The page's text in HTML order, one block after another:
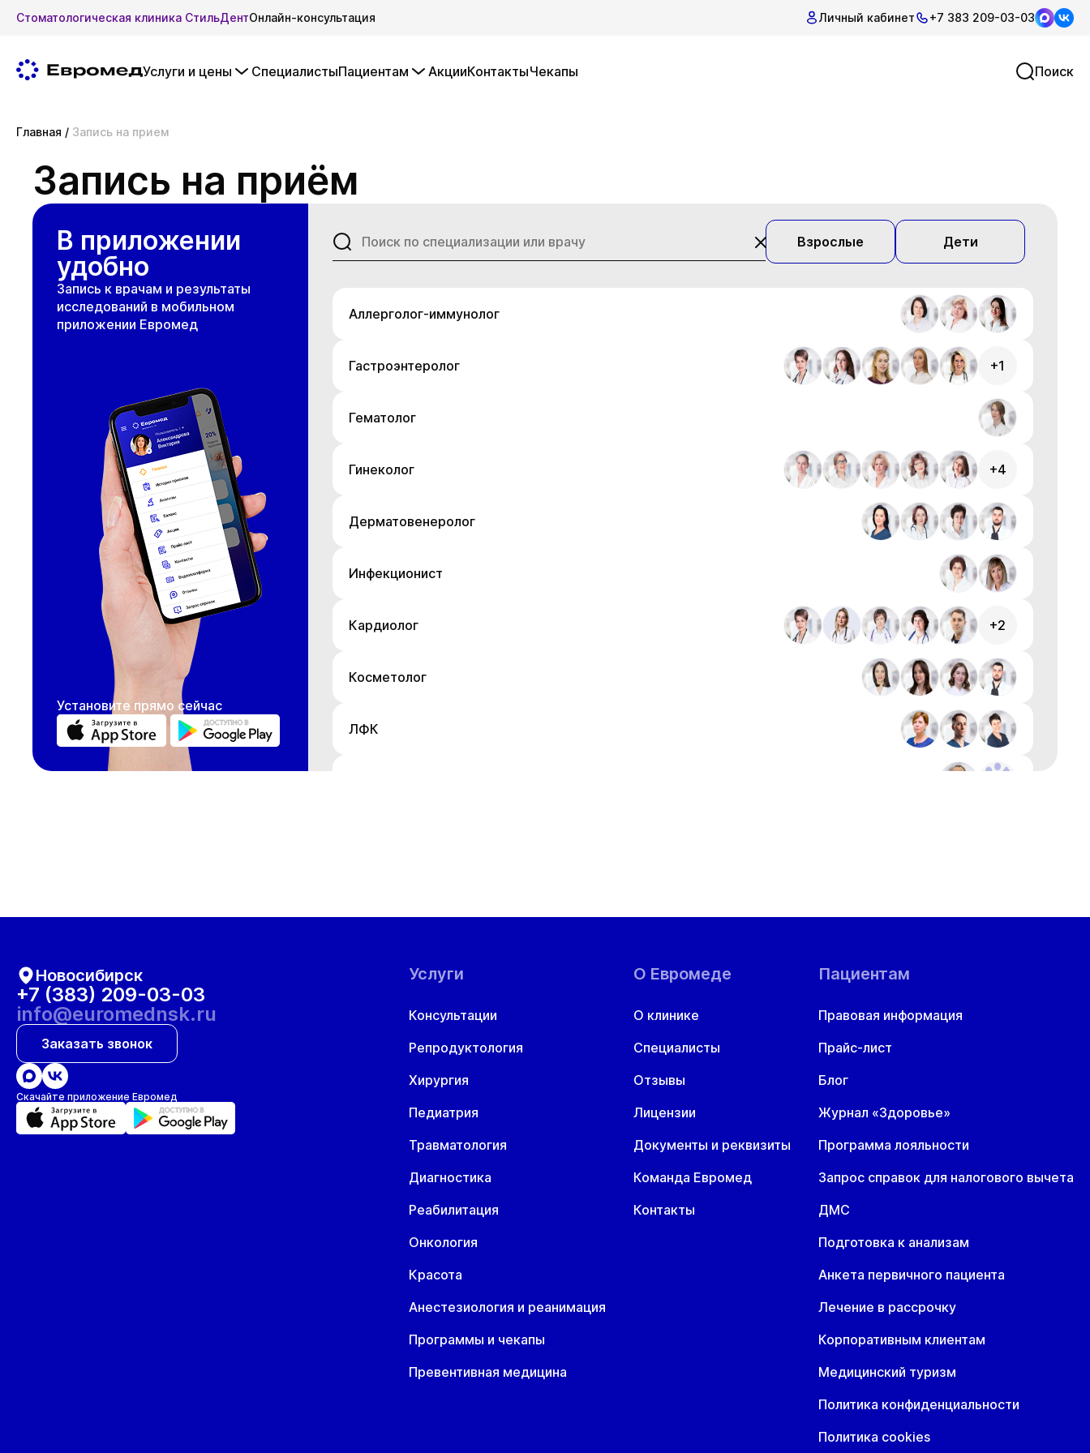
Стоматологическая клиника СтильДентОнлайн-консультация Личный кабинет +7 383 209-03-03
Услуги и цены СпециалистыПациентам АкцииКонтактыЧекапы Поиск
Главная / Запись на прием
Запись на приём
В приложении
удобно
Запись к врачам и результаты
исследований в мобильном
приложении Евромед
Установите прямо сейчас
Взрослые Дети
Аллерголог-иммунолог
Гастроэнтеролог +1
Гематолог
Гинеколог +4
Дерматовенеролог
Инфекционист
Кардиолог +2
Косметолог
ЛФК
Офтальмолог
Пластический хирург
Психотерапевт
Пульмонолог
Ревматолог
Новосибирск
+7 (383) 209-03-03
info@euromednsk.ru
Заказать звонок
Скачайте приложение Евромед
Услуги
Консультации
Репродуктология
Хирургия
Педиатрия
Травматология
Диагностика
Реабилитация
Онкология
Красота
Анестезиология и реанимация
Программы и чекапы
Превентивная медицина
О Евромеде
О клинике
Специалисты
Отзывы
Лицензии
Документы и реквизиты
Команда Евромед
Контакты
Пациентам
Правовая информация
Прайс-лист
Блог
Журнал «Здоровье»
Программа лояльности
Запрос справок для налогового вычета
ДМС
Подготовка к анализам
Анкета первичного пациента
Лечение в рассрочку
Корпоративным клиентам
Медицинский туризм
Политика конфиденциальности
Политика cookies